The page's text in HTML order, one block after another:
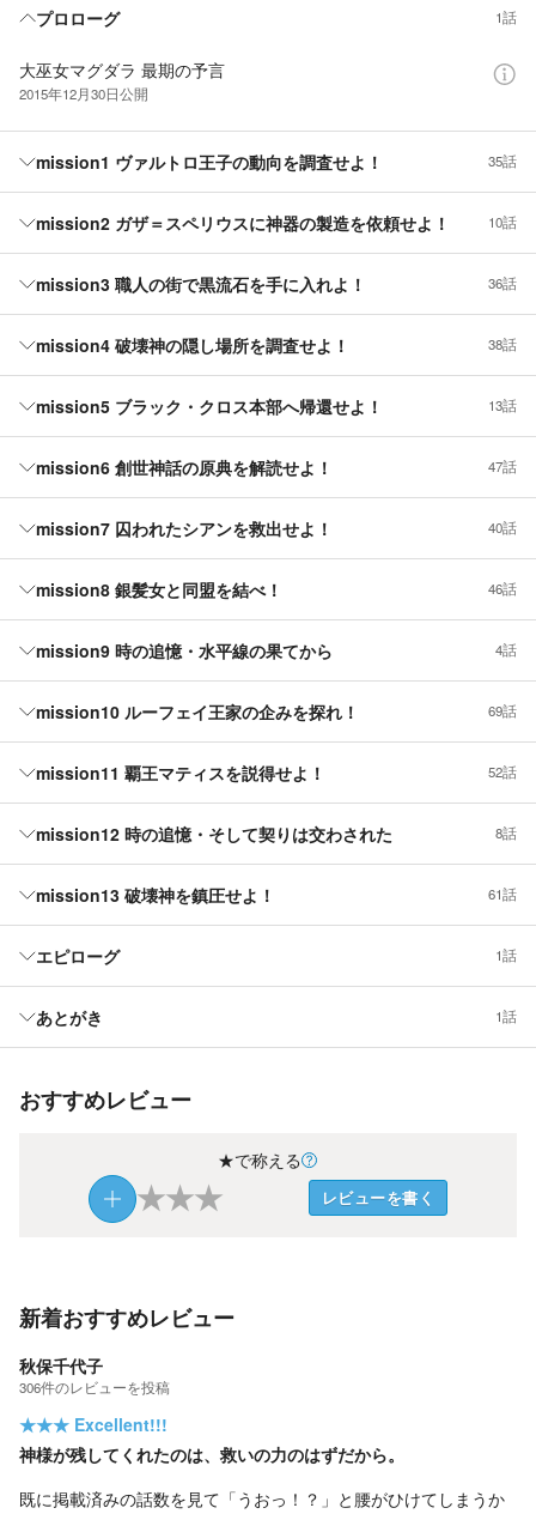
プロローグ 1話
大巫女マグダラ 最期の予言
2015年12月30日公開
mission1 ヴァルトロ王子の動向を調査せよ！ 35話
mission2 ガザ＝スペリウスに神器の製造を依頼せよ！ 10話
mission3 職人の街で黒流石を手に入れよ！ 36話
mission4 破壊神の隠し場所を調査せよ！ 38話
mission5 ブラック・クロス本部へ帰還せよ！ 13話
mission6 創世神話の原典を解読せよ！ 47話
mission7 囚われたシアンを救出せよ！ 40話
mission8 銀髪女と同盟を結べ！ 46話
mission9 時の追憶・水平線の果てから 4話
mission10 ルーフェイ王家の企みを探れ！ 69話
mission11 覇王マティスを説得せよ！ 52話
mission12 時の追憶・そして契りは交わされた 8話
mission13 破壊神を鎮圧せよ！ 61話
エピローグ 1話
あとがき 1話
おすすめレビュー
★で称える
★★★ レビューを書く
新着おすすめレビュー
秋保千代子
306件のレビューを投稿
★★★ Excellent!!!
神様が残してくれたのは、救いの力のはずだから。
既に掲載済みの話数を見て「うおっ！？」と腰がひけてしまうか